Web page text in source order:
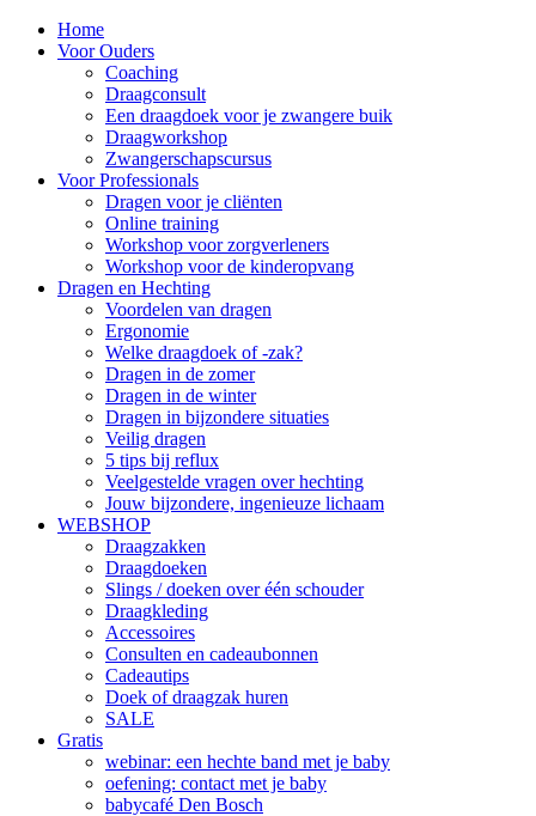
Home
Voor Ouders
Coaching
Draagconsult
Een draagdoek voor je zwangere buik
Draagworkshop
Zwangerschapscursus
Voor Professionals
Dragen voor je cliënten
Online training
Workshop voor zorgverleners
Workshop voor de kinderopvang
Dragen en Hechting
Voordelen van dragen
Ergonomie
Welke draagdoek of -zak?
Dragen in de zomer
Dragen in de winter
Dragen in bijzondere situaties
Veilig dragen
5 tips bij reflux
Veelgestelde vragen over hechting
Jouw bijzondere, ingenieuze lichaam
WEBSHOP
Draagzakken
Draagdoeken
Slings / doeken over één schouder
Draagkleding
Accessoires
Consulten en cadeaubonnen
Cadeautips
Doek of draagzak huren
SALE
Gratis
webinar: een hechte band met je baby
oefening: contact met je baby
babycafé Den Bosch